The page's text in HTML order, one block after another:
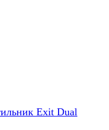
Exit Dual